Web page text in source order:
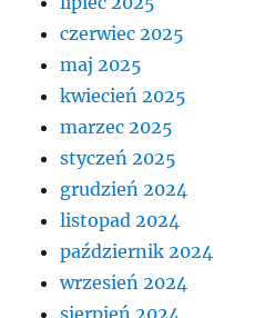
czerwiec 2025
maj 2025
kwiecień 2025
marzec 2025
styczeń 2025
grudzień 2024
listopad 2024
październik 2024
wrzesień 2024